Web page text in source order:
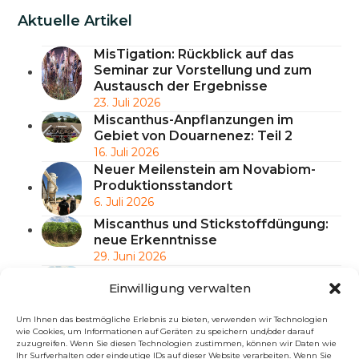
Einwilligung verwalten
Um Ihnen das bestmögliche Erlebnis zu bieten, verwenden wir Technologien
wie Cookies, um Informationen auf Geräten zu speichern und/oder darauf
zuzugreifen. Wenn Sie diesen Technologien zustimmen, können wir Daten wie
Ihr Surfverhalten oder eindeutige IDs auf dieser Website verarbeiten. Wenn Sie
Aktuelle Artikel
MisTigation: Rückblick auf das
Seminar zur Vorstellung und zum
Austausch der Ergebnisse
23. Juli 2026
Miscanthus-Anpflanzungen im
Gebiet von Douarnenez: Teil 2
16. Juli 2026
Neuer Meilenstein am Novabiom-
Produktionsstandort
6. Juli 2026
Miscanthus und Stickstoffdüngung:
neue Erkenntnisse
29. Juni 2026
Beauvais – Akt 2: die Anpflanzungen